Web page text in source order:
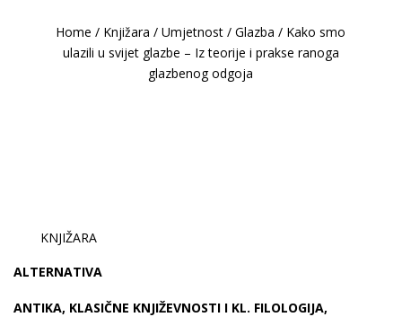
Home / Knjižara /Umjetnost /Glazba / Kako smo
ulazili u svijet glazbe – Iz teorije i prakse ranoga
glazbenog odgoja
KNJIŽARA
ALTERNATIVA
ANTIKA, KLASIČNE KNJIŽEVNOSTI I KL. FILOLOGIJA,